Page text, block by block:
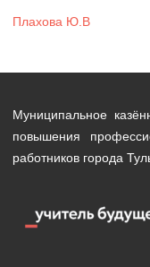
Плахова Ю.В
Муниципальное
повышения
работников города